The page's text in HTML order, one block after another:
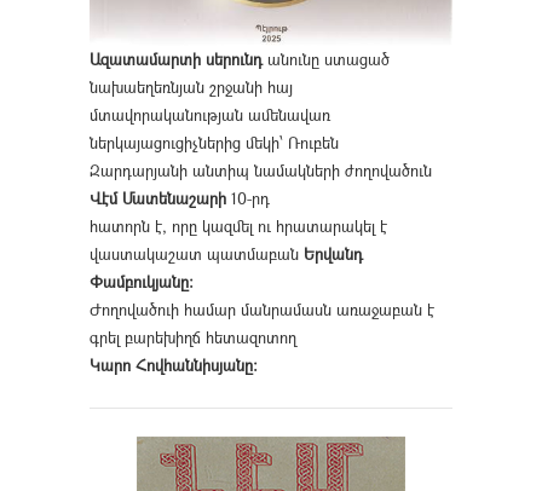
Ազատամարտի սերունդանունը ստացած
նախաեղեռնյան շրջանի հայ
մտավորականության ամենավառ
ներկայացուցիչներից մեկի՝ Ռուբեն
Զարդարյանի անտիպ նամակների ժողովածուն
Վէմ Մատենաշարի 10-րդ
հատորն է, որը կազմել ու հրատարակել է
վաստակաշատ պատմաբան Երվանդ
Փամբուկյանը։
Ժողովածուի համար մանրամասն առաջաբան է
գրել բարեխիղճ հետազոտող
Կարո Հովհաննիսյանը։